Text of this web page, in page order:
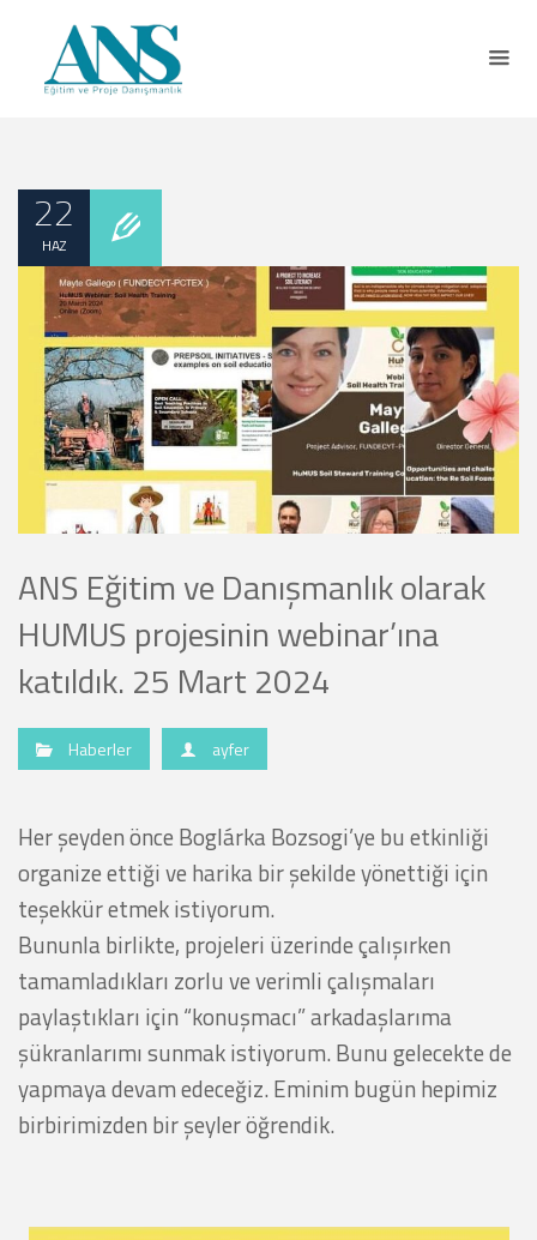
22
HAZ
ANS Eğitim ve Danışmanlık olarak
HUMUS projesinin webinar’ına
katıldık. 25 Mart 2024
Haberler ayfer
Her şeyden önce Boglárka Bozsogi’ye bu etkinliği
organize ettiği ve harika bir şekilde yönettiği için
teşekkür etmek istiyorum.
Bununla birlikte, projeleri üzerinde çalışırken
tamamladıkları zorlu ve verimli çalışmaları
paylaştıkları için “konuşmacı” arkadaşlarıma
şükranlarımı sunmak istiyorum. Bunu gelecekte de
yapmaya devam edeceğiz. Eminim bugün hepimiz
birbirimizden bir şeyler öğrendik.